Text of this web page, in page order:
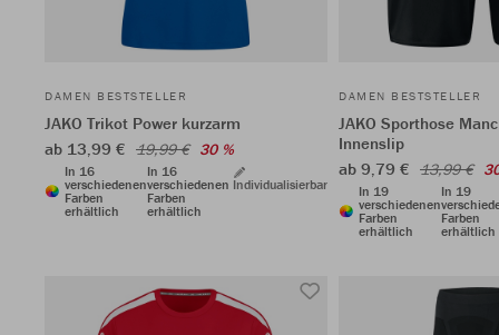
DAMEN BESTSTELLER
JAKO Trikot Power kurzarm
ab 13,99 € 19,99 € 30 %
In 16
verschiedenen
Farben
erhältlich
In 16
verschiedenen
Farben
erhältlich
Individualisierbar
DAMEN BESTSTELLER
JAKO Sporthose
Innenslip
ab 9,79 € 13,99 €
In 19
verschiedenen
Farben
erhältlich
In 19
Farben
erhältlich